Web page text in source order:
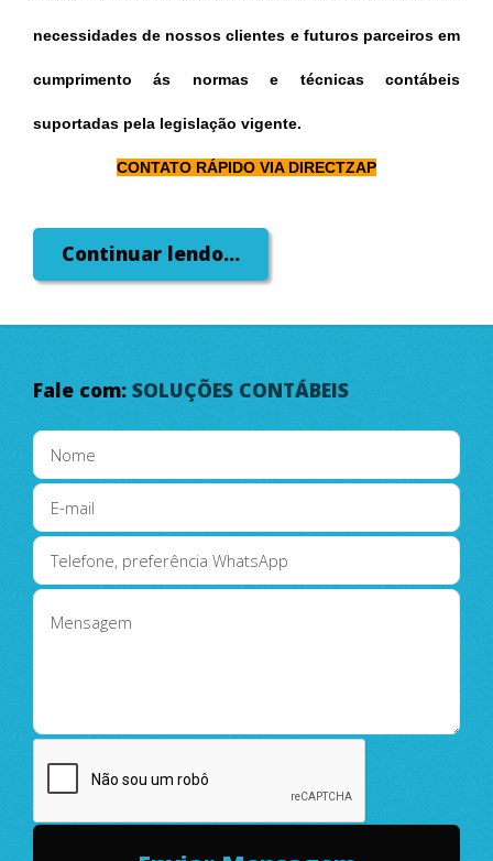
necessidades de nossos clientes e futuros parceiros em
cumprimento ás normas e técnicas contábeis
suportadas pela legislação vigente.
CONTATO RÁPIDO VIA DIRECTZAP
Continuar lendo...
Fale com: SOLUÇÕES CONTÁBEIS